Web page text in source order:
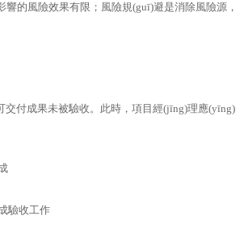
的風險效果有限；風險規(guī)避是消除風險源，
付成果未被驗收。此時，項目經(jīng)理應(yīng)
驗收工作